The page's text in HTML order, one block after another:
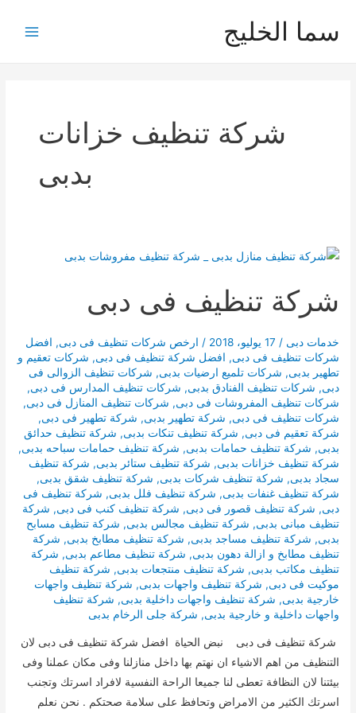
سما الخليج
شركة تنظيف خزانات
بدبى
شركة تنظيف فى دبى
خدمات دبى / 17 يوليو، 2018 / ارخص شركات تنظيف فى دبى, افضل
شركات تنظيف فى دبى, افضل شركة تنظيف فى دبى, شركات تعقيم و
تطهير بدبى, شركات تلميع ارضيات بدبى, شركات تنظيف الزوالى فى
دبى, شركات تنظيف الفنادق بدبى, شركات تنظيف المدارس فى دبى,
شركات تنظيف المفروشات فى دبى, شركات تنظيف المنازل فى دبى,
شركات تنظيف فى دبى, شركة تطهير بدبى, شركة تطهير فى دبى,
شركة تعقيم فى دبى, شركة تنظيف تنكات بدبى, شركة تنظيف حدائق
بدبى, شركة تنظيف حمامات بدبى, شركة تنظيف حمامات سباحه بدبى,
شركة تنظيف خزانات بدبى, شركة تنظيف ستائر بدبى, شركة تنظيف
سجاد بدبى, شركة تنظيف شركات بدبى, شركة تنظيف شقق بدبى,
شركة تنظيف غنفات بدبى, شركة تنظيف فلل بدبى, شركة تنظيف فى
دبى, شركة تنظيف قصور فى دبى, شركة تنظيف كنب فى دبى, شركة
تنظيف مبانى بدبى, شركة تنظيف مجالس بدبى, شركة تنظيف مسابح
بدبى, شركة تنظيف مساجد بدبى, شركة تنظيف مطابخ بدبى, شركة
تنظيف مطابخ و ازالة دهون بدبى, شركة تنظيف مطاعم بدبى, شركة
تنظيف مكاتب بدبى, شركة تنظيف منتجعات بدبى, شركة تنظيف
موكيت فى دبى, شركة تنظيف واجهات بدبى, شركة تنظيف واجهات
خارجية بدبى, شركة تنظيف واجهات داخلية بدبى, شركة تنظيف
واجهات داخلية و خارجية بدبى, شركة جلى الرخام بدبى
شركة تنظيف فى دبى نبض الحياة افضل شركة تنظيف فى دبى لان
التنظيف من اهم الاشياء ان نهتم بها داخل منازلنا وفى مكان عملنا وفى
بيئتنا لان النظافة تعطى لنا جميعا الراحة النفسية لافراد اسرتك وتجنب
اسرتك الكثير من الامراض وتحافظ على سلامة صحتكم . نحن نعلم